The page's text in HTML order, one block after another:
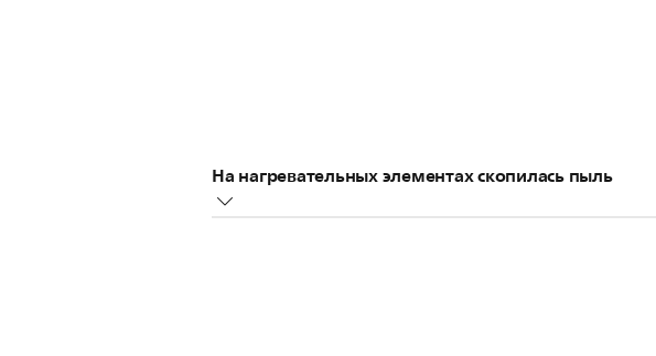
На нагревательных элементах скопилась пыль